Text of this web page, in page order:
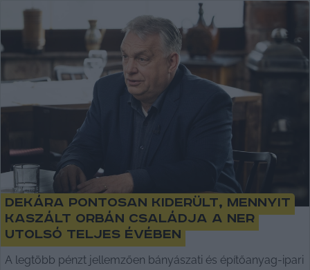
Dekára pontosan kiderült, mennyit
kaszált Orbán családja a NER
utolsó teljes évében
A legtöbb pénzt jellemzően bányászati és építőanyag-ipari